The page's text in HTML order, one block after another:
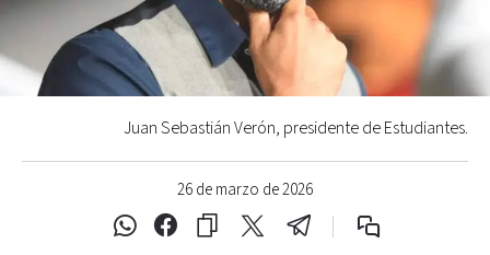
26 de marzo de 2026
Juan Sebastián Verón, presidente de Estudiantes.